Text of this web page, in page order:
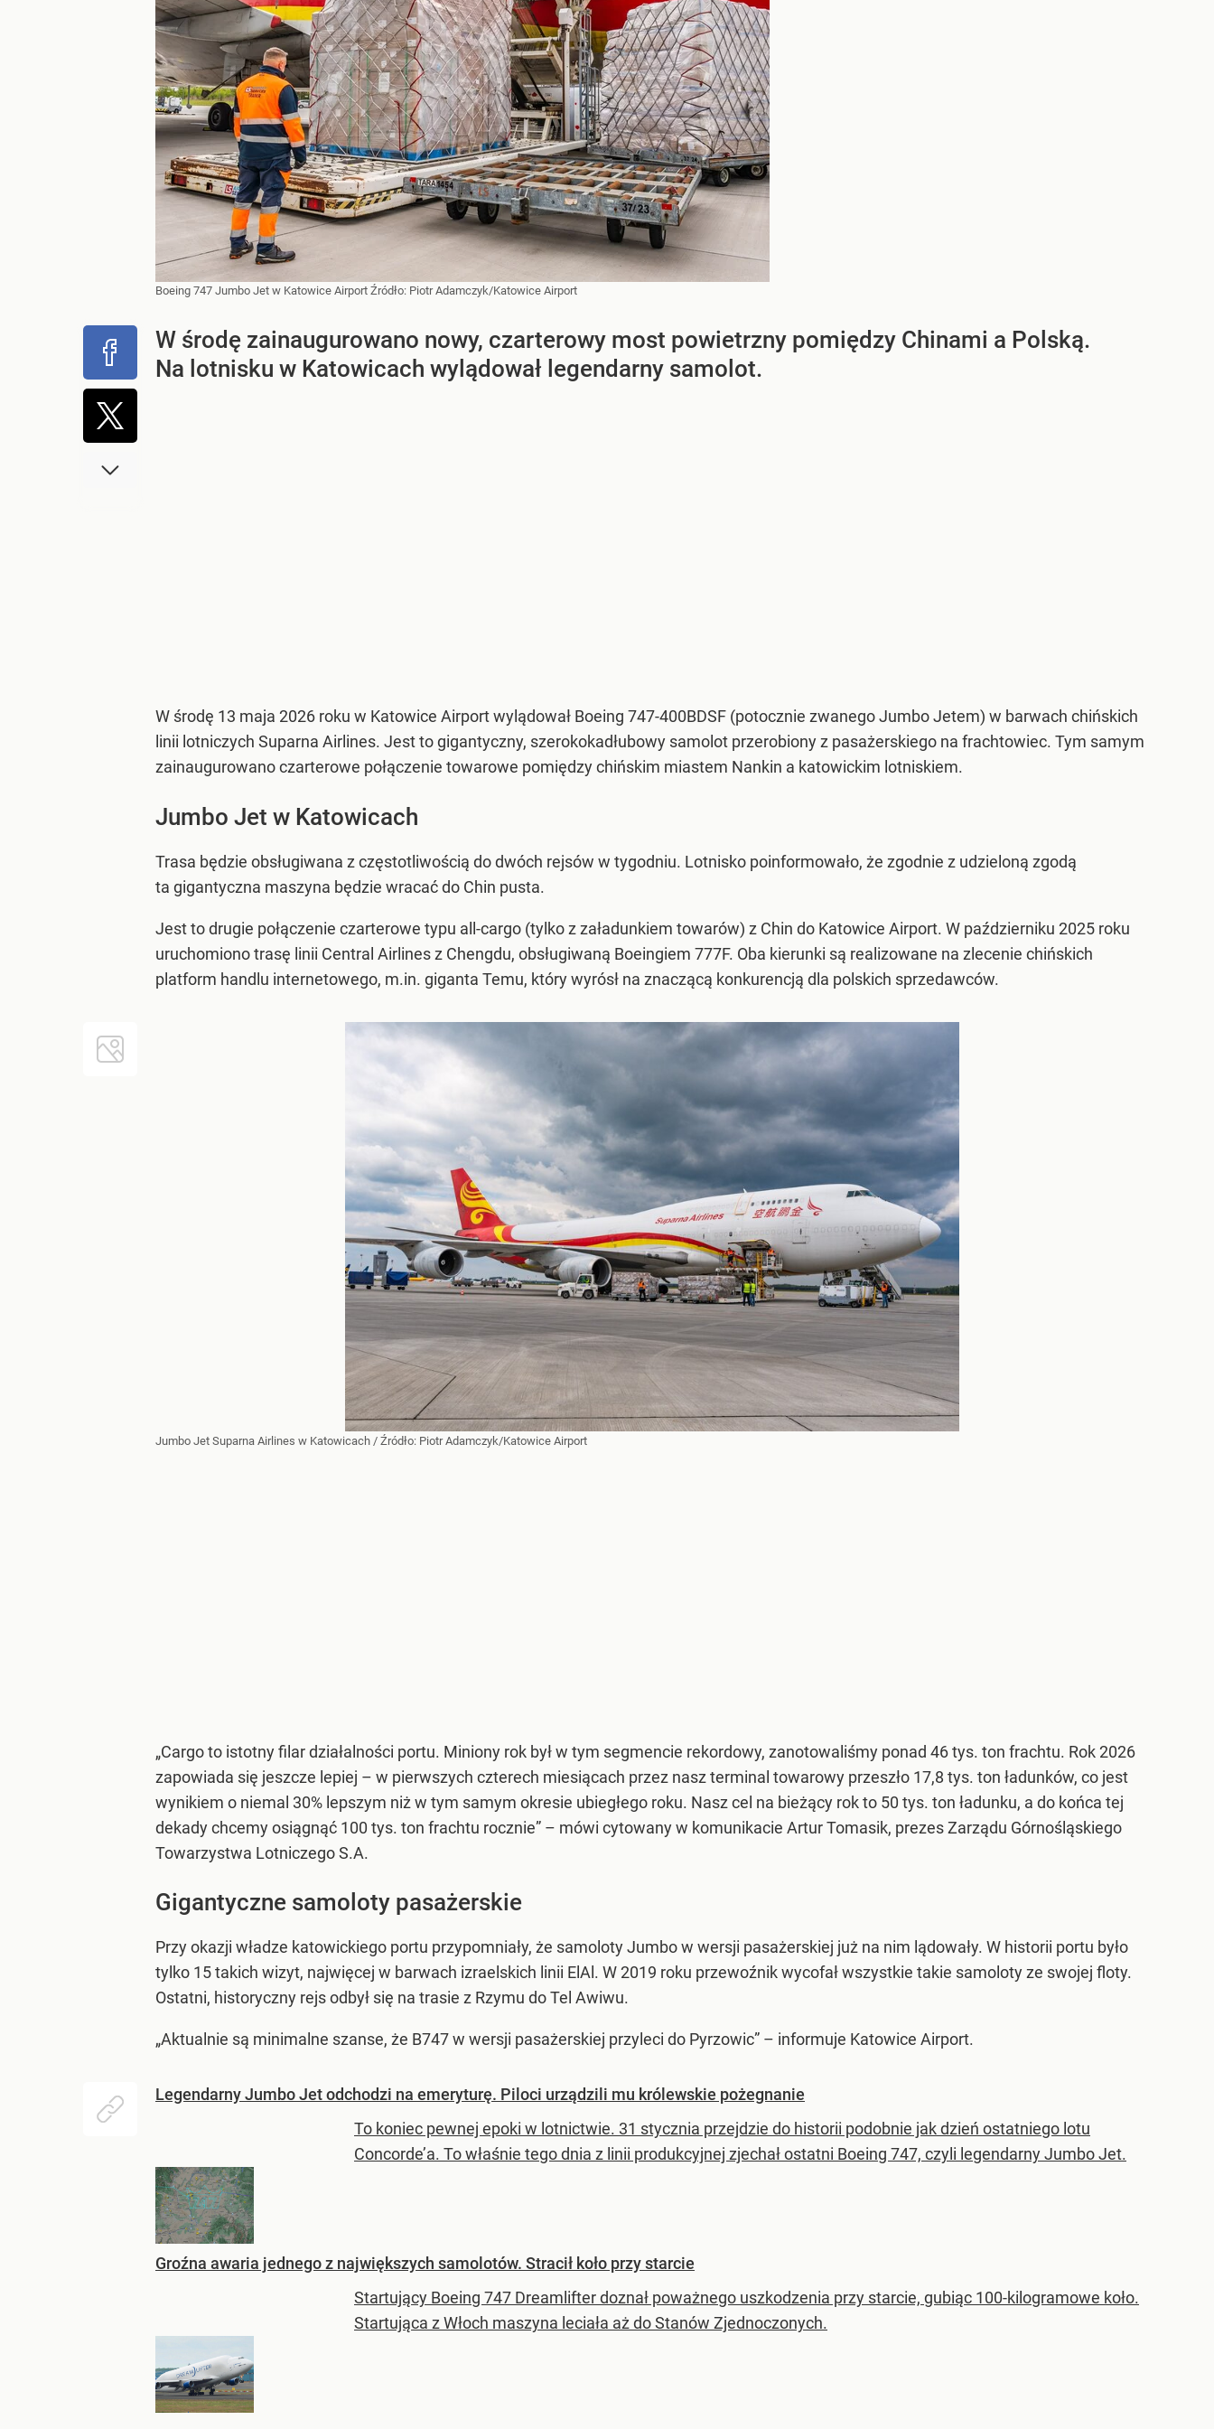
Boeing 747 Jumbo Jet w Katowice Airport Źródło: Piotr Adamczyk/Katowice Airport
W środę zainaugurowano nowy, czarterowy most powietrzny pomiędzy Chinami a Polską.
Na lotnisku w Katowicach wylądował legendarny samolot.
W środę 13 maja 2026 roku w Katowice Airport wylądował Boeing 747-400BDSF (potocznie zwanego Jumbo Jetem) w barwach chińskich
linii lotniczych Suparna Airlines. Jest to gigantyczny, szerokokadłubowy samolot przerobiony z pasażerskiego na frachtowiec. Tym samym
zainaugurowano czarterowe połączenie towarowe pomiędzy chińskim miastem Nankin a katowickim lotniskiem.
Jumbo Jet w Katowicach
Trasa będzie obsługiwana z częstotliwością do dwóch rejsów w tygodniu. Lotnisko poinformowało, że zgodnie z udzieloną zgodą
ta gigantyczna maszyna będzie wracać do Chin pusta.
Jest to drugie połączenie czarterowe typu all-cargo (tylko z załadunkiem towarów) z Chin do Katowice Airport. W październiku 2025 roku
uruchomiono trasę linii Central Airlines z Chengdu, obsługiwaną Boeingiem 777F. Oba kierunki są realizowane na zlecenie chińskich
platform handlu internetowego, m.in. giganta Temu, który wyrósł na znaczącą konkurencją dla polskich sprzedawców.
Jumbo Jet Suparna Airlines w Katowicach / Źródło: Piotr Adamczyk/Katowice Airport
„Cargo to istotny filar działalności portu. Miniony rok był w tym segmencie rekordowy, zanotowaliśmy ponad 46 tys. ton frachtu. Rok 2026
zapowiada się jeszcze lepiej – w pierwszych czterech miesiącach przez nasz terminal towarowy przeszło 17,8 tys. ton ładunków, co jest
wynikiem o niemal 30% lepszym niż w tym samym okresie ubiegłego roku. Nasz cel na bieżący rok to 50 tys. ton ładunku, a do końca tej
dekady chcemy osiągnąć 100 tys. ton frachtu rocznie” – mówi cytowany w komunikacie Artur Tomasik, prezes Zarządu Górnośląskiego
Towarzystwa Lotniczego S.A.
Gigantyczne samoloty pasażerskie
Przy okazji władze katowickiego portu przypomniały, że samoloty Jumbo w wersji pasażerskiej już na nim lądowały. W historii portu było
tylko 15 takich wizyt, najwięcej w barwach izraelskich linii ElAl. W 2019 roku przewoźnik wycofał wszystkie takie samoloty ze swojej floty.
Ostatni, historyczny rejs odbył się na trasie z Rzymu do Tel Awiwu.
„Aktualnie są minimalne szanse, że B747 w wersji pasażerskiej przyleci do Pyrzowic” – informuje Katowice Airport.
Legendarny Jumbo Jet odchodzi na emeryturę. Piloci urządzili mu królewskie pożegnanie
To koniec pewnej epoki w lotnictwie. 31 stycznia przejdzie do historii podobnie jak dzień ostatniego lotu
Concorde’a. To właśnie tego dnia z linii produkcyjnej zjechał ostatni Boeing 747, czyli legendarny Jumbo Jet.
Groźna awaria jednego z największych samolotów. Stracił koło przy starcie
Startujący Boeing 747 Dreamlifter doznał poważnego uszkodzenia przy starcie, gubiąc 100-kilogramowe koło.
Startująca z Włoch maszyna leciała aż do Stanów Zjednoczonych.